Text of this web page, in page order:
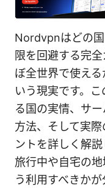
Nordvpnはどの
限を回避する完
ぼ全世界で使え
いう現実です。
る国の実情、サ
方法、そして実
ントを詳しく解
旅行中や自宅の
う利用すべきか